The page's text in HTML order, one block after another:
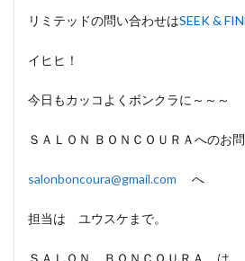
リミテッドの問い合わせはSEEK &
イヒヒ！
今日もカッコよくボンクラに～～～
ＳＡＬＯＮ ＢＯＮＣＯＵＲＡへのお
salonboncoura@gmail.com へ
担当は ユウスケまで。
ＳＡＬＯＮ ＢＯＮＣＯＵＲＡ は